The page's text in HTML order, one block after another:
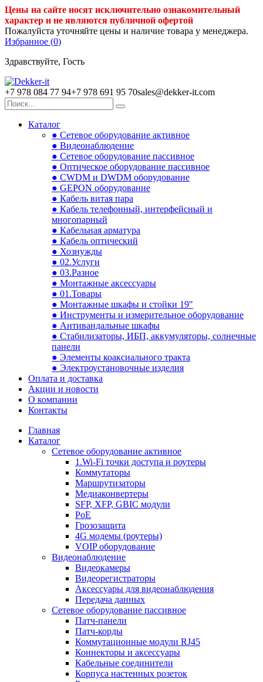
Цены на сайте носят исключительно ознакомительный
характер и не являются публичной офертой
Пожалуйста уточняйте цены и наличие товара у менеджера.
Избранное (0)
Здравствуйте, Гость
+7 978 084 77 94+7 978 691 95 70sales@dekker-it.com
Каталог
● Сетевое оборудование активное
● Видеонаблюдение
● Сетевое оборудование пассивное
● Оптическое оборудование пассивное
● CWDM и DWDM оборудование
● GEPON оборудование
● Кабель витая пара
● Кабель телефонный, интерфейсный и
многопарный
● Кабельная арматура
● Кабель оптический
● Хознужды
● 02.Услуги
● 03.Разное
● Монтажные аксессуары
● 01.Товары
● Монтажные шкафы и стойки 19"
● Инструменты и измерительное оборудование
● Антивандальные шкафы
● Стабилизаторы, ИБП, аккумуляторы, солнечные
панели
● Элементы коаксиального тракта
● Электроустановочные изделия
Оплата и доставка
Акции и новости
О компании
Контакты
Главная
Каталог
Сетевое оборудование активное
1.Wi-Fi точки доступа и роутеры
Коммутаторы
Маршрутизаторы
Медиаконвертеры
SFP, XFP, GBIC модули
PoE
Грозозащита
4G модемы (роутеры)
VOIP оборудование
Видеонаблюдение
Видеокамеры
Видеорегистраторы
Аксессуары для видеонаблюдения
Передача данных
Сетевое оборудование пассивное
Патч-панели
Патч-корды
Коммутационные модули RJ45
Коннекторы и аксессуары
Кабельные соединители
Корпуса настенных розеток